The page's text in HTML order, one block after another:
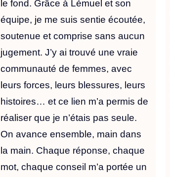
le fond. Grâce à Lémuel et son
équipe, je me suis sentie écoutée,
soutenue et comprise sans aucun
jugement. J’y ai trouvé une vraie
communauté de femmes, avec
leurs forces, leurs blessures, leurs
histoires… et ce lien m’a permis de
réaliser que je n’étais pas seule.
On avance ensemble, main dans
la main. Chaque réponse, chaque
mot, chaque conseil m’a portée un